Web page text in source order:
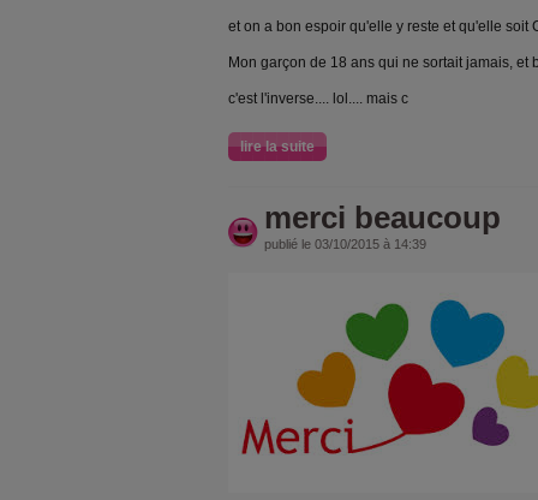
et on a bon espoir qu'elle y reste et qu'elle soit
Mon garçon de 18 ans qui ne sortait jamais, et
c'est l'inverse.... lol.... mais c
lire la suite
merci beaucoup
publié le 03/10/2015 à 14:39